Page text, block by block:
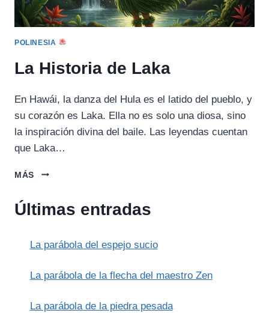
POLINESIA
La Historia de Laka
En Hawái, la danza del Hula es el latido del pueblo, y
su corazón es Laka. Ella no es solo una diosa, sino
la inspiración divina del baile. Las leyendas cuentan
que Laka…
MÁS
LA
LAKA
Últimas entradas
La parábola del espejo sucio
La parábola de la flecha del maestro Zen
La parábola de la piedra pesada